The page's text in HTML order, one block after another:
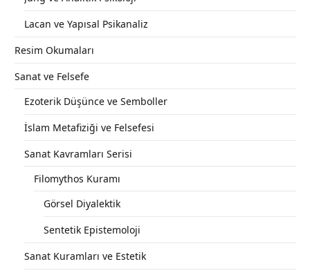
Lacan ve Yapısal Psikanaliz
Resim Okumaları
Sanat ve Felsefe
Ezoterik Düşünce ve Semboller
İslam Metafiziği ve Felsefesi
Sanat Kavramları Serisi
Filomythos Kuramı
Görsel Diyalektik
Sentetik Epistemoloji
Sanat Kuramları ve Estetik